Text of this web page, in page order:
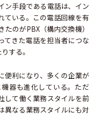
ン手段である電話は、イン
ている。この電話回線を有
のがPBX（構内交換機）
てきた電話を担当者につな
する。
便利になり、多くの企業が
器も進化している。ただ
して働く業務スタイルを前
異なる業務スタイルにも対